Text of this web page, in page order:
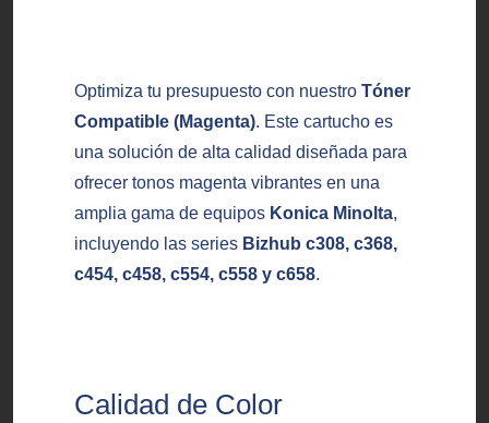
Optimiza tu presupuesto con nuestroTóner
Compatible (Magenta). Este cartucho es
una solución de alta calidad diseñada para
ofrecer tonos magenta vibrantes en una
amplia gama de equipos Konica Minolta,
incluyendo las series Bizhub c308, c368,
c454, c458, c554, c558 y c658.
Calidad de Color